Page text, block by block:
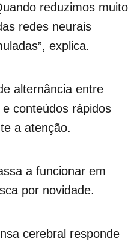
reduzimos muito
redes neurais
explica.
alternância entre
e conteúdos rápidos
a atenção.
a funcionar em
por novidade.
cerebral responde